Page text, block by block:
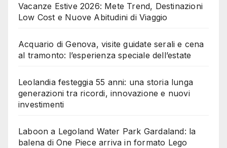
Vacanze Estive 2026: Mete Trend, Destinazioni
Low Cost e Nuove Abitudini di Viaggio
Acquario di Genova, visite guidate serali e cena
al tramonto: l’esperienza speciale dell’estate
Leolandia festeggia 55 anni: una storia lunga
generazioni tra ricordi, innovazione e nuovi
investimenti
Laboon a Legoland Water Park Gardaland: la
balena di One Piece arriva in formato Lego